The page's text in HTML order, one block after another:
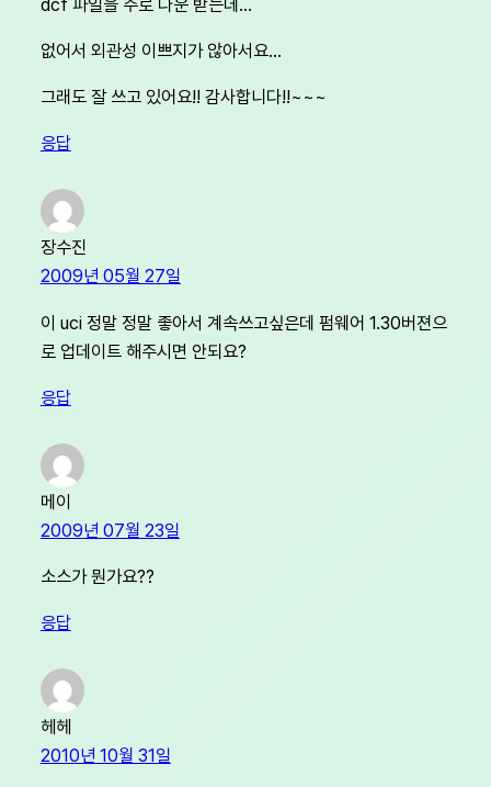
없어서 외관성 이쁘지가 않아서요…
그래도 잘 쓰고 있어요!! 감사합니다!!~~~
응답
장수진
2009년 05월 27일
이 uci 정말 정말 좋아서 계속쓰고싶은데 펌웨어 1.30버젼으
로 업데이트 해주시면 안되요?
응답
메이
2009년 07월 23일
소스가 뭔가요??
응답
헤헤
2010년 10월 31일